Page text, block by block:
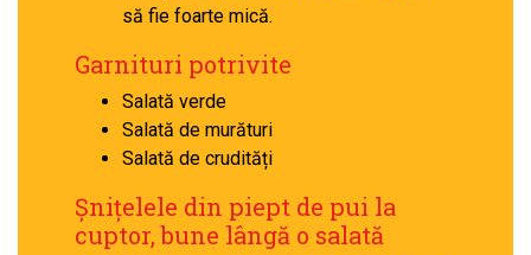
să fie foarte mică.
Garnituri potrivite
Salată verde
Salată de murături
Salată de crudități
Șnițelele din piept de pui la
cuptor, bune lângă o salată